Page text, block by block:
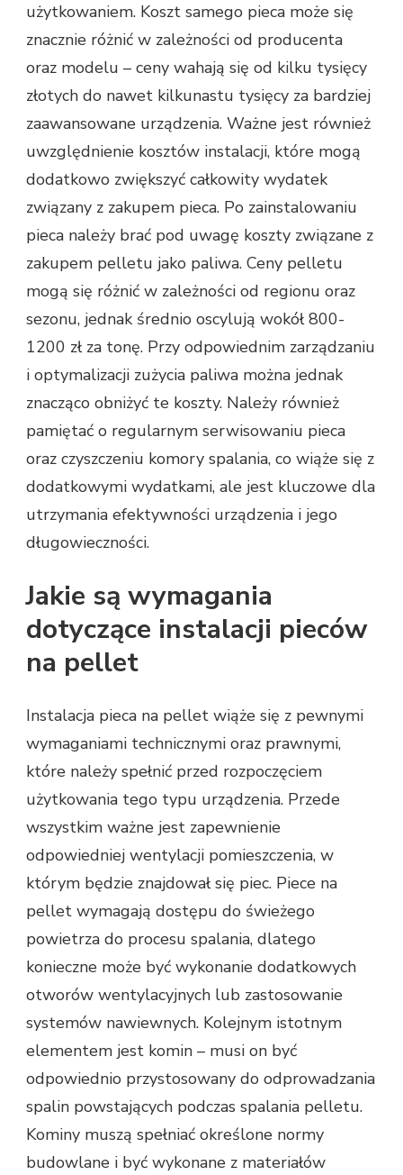
użytkowaniem. Koszt samego pieca może się
znacznie różnić w zależności od producenta
oraz modelu – ceny wahają się od kilku tysięcy
złotych do nawet kilkunastu tysięcy za bardziej
zaawansowane urządzenia. Ważne jest również
uwzględnienie kosztów instalacji, które mogą
dodatkowo zwiększyć całkowity wydatek
związany z zakupem pieca. Po zainstalowaniu
pieca należy brać pod uwagę koszty związane z
zakupem pelletu jako paliwa. Ceny pelletu
mogą się różnić w zależności od regionu oraz
sezonu, jednak średnio oscylują wokół 800-
1200 zł za tonę. Przy odpowiednim zarządzaniu
i optymalizacji zużycia paliwa można jednak
znacząco obniżyć te koszty. Należy również
pamiętać o regularnym serwisowaniu pieca
oraz czyszczeniu komory spalania, co wiąże się z
dodatkowymi wydatkami, ale jest kluczowe dla
utrzymania efektywności urządzenia i jego
długowieczności.
Jakie są wymagania
dotyczące instalacji pieców
na pellet
Instalacja pieca na pellet wiąże się z pewnymi
wymaganiami technicznymi oraz prawnymi,
które należy spełnić przed rozpoczęciem
użytkowania tego typu urządzenia. Przede
wszystkim ważne jest zapewnienie
odpowiedniej wentylacji pomieszczenia, w
którym będzie znajdował się piec. Piece na
pellet wymagają dostępu do świeżego
powietrza do procesu spalania, dlatego
konieczne może być wykonanie dodatkowych
otworów wentylacyjnych lub zastosowanie
systemów nawiewnych. Kolejnym istotnym
elementem jest komin – musi on być
odpowiednio przystosowany do odprowadzania
spalin powstających podczas spalania pelletu.
Kominy muszą spełniać określone normy
budowlane i być wykonane z materiałów